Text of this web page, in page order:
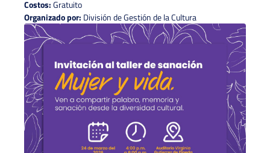
Costos:Gratuito
Organizado por: División de Gestión de la Cultura